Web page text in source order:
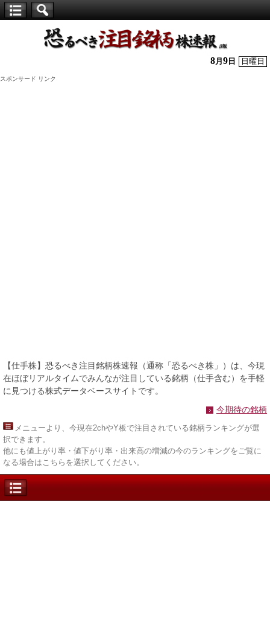
株】
8月 9 日 日曜日
スポンサード リンク
【仕手株】恐るべき注目銘柄株速報（通称「恐るべき株」）は、今現
在ほぼリアルタイムでみんなが注目している銘柄（仕手含む）を手軽
に見つける株式データベースサイトです。
今期待の銘柄
メニューより、今現在2chやY板で注目されている銘柄ランキングが選
択できます。
他にも値上がり率・値下がり率・出来高の増減の今のランキングをご覧に
なる場合はこちらを選択してください。